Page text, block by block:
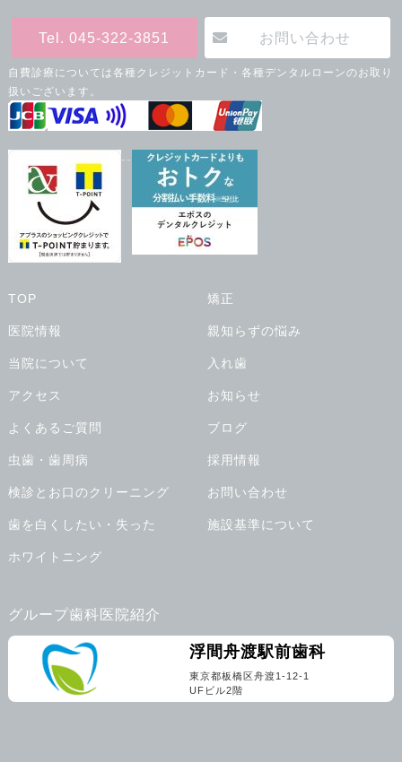
Tel. 045-322-3851 お問い合わせ
自費診療については各種クレジットカード・各種デンタルローンのお取り
扱いございます。
--
TOP
医院情報
当院について
アクセス
よくあるご質問
虫歯・歯周病
検診とお口のクリーニング
歯を白くしたい・失った
ホワイトニング
矯正
親知らずの悩み
入れ歯
お知らせ
ブログ
採用情報
お問い合わせ
施設基準について
グループ歯科医院紹介
浮間舟渡駅前歯科
東京都板橋区舟渡1-12-1
UFビル2階